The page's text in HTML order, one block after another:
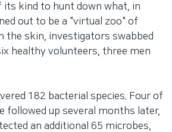
its kind to hunt down what, in
out to be a "virtual zoo" of
the skin, investigators swabbed
healthy volunteers, three men
182 bacterial species. Four of
followed up several months later,
an additional 65 microbes,